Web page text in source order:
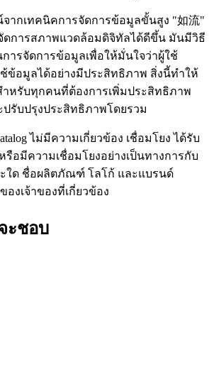
จากเทคนิคการจัดการข้อมูลขั้นสูง "如流"
ดการสภาพแวดล้อมดิจิทัลได้ดีขึ้น มันมีวิธี
ารจัดการข้อมูลเพื่อให้มั่นใจว่าผู้ใช้
ช้ข้อมูลได้อย่างมีประสิทธิภาพ สิ่งนี้ทำให้
ำหรับทุกคนที่ต้องการเพิ่มประสิทธิภาพ
รับปรุงประสิทธิภาพโดยรวม
ไม่มีความเกี่ยวข้อง เชื่อมโยง ได้รับ
อมีความเชื่อมโยงอย่างเป็นทางการกับ
ใด ชื่อผลิตภัณฑ์ โลโก้ และแบรนด์
งเจ้าของที่เกี่ยวข้อง
ะชอบ